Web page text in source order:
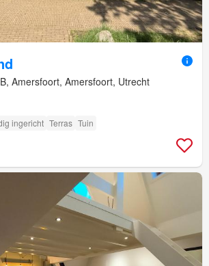
Amersfoort, Amersfoort, Utrecht
ingericht Terras Tuin